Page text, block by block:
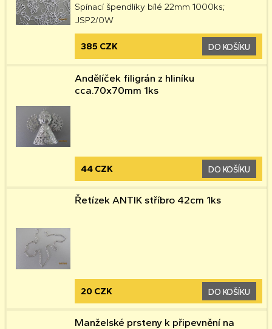
Spínací špendlíky bílé 22mm 1000ks;
JSP2/0W
385 CZK DO KOŠÍKU
Andělíček filigrán z hliníku
cca.70x70mm 1ks
44 CZK DO KOŠÍKU
Řetízek ANTIK stříbro 42cm 1ks
20 CZK DO KOŠÍKU
Manželské prsteny k připevnění na